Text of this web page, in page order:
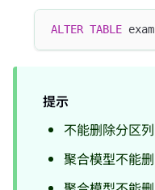
ALTER TABLE
提示
不能删除分区列
聚合模型不能